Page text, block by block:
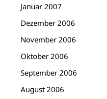
Januar 2007
Dezember 2006
November 2006
Oktober 2006
September 2006
August 2006